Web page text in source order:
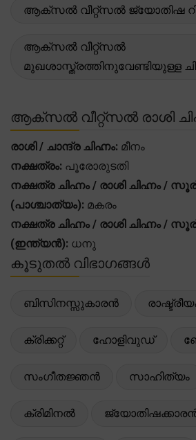
ആക്സൽ വീറ്റ്സൽ ജ്യോതിഷ
ആക്സൽ വീറ്റ്സൽ
മുഖശാസ്ത്രത്തിനുവേണ്ടിയുള്ള
ആക്സൽ വീറ്റ്സൽ രാശി
രാശി / ചാന്ദ്ര ചിഹ്നം: മീനം
നക്ഷത്രം: പൂരോരുടതി
നക്ഷത്ര ചിഹ്നം / രാശി ചിഹ്നം /
(പാശ്ചാത്യം): മകരം
നക്ഷത്ര ചിഹ്നം / രാശി ചിഹ്നം /
(ഇന്ത്യൻ): ധനു
കൂടുതൽ വിഭാഗങ്ങൾ
ബിസിനസ്സുകാരൻ
ക്രിക്കറ്റ് ഹോളിവുഡ്
സംഗീതജ്ഞൻ സാഹിത്യം
ക്രിമിനൽ